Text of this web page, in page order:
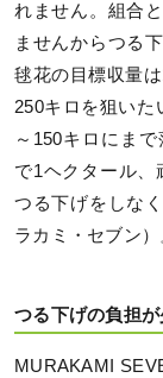
れません。組合
ませんからつる
毬花の目標収量
250キロを狙いた
～150キロにま
で1ヘクタール、
つる下げをしな
ラカミ・セブン）
つる下げの負担
MURAKAMI